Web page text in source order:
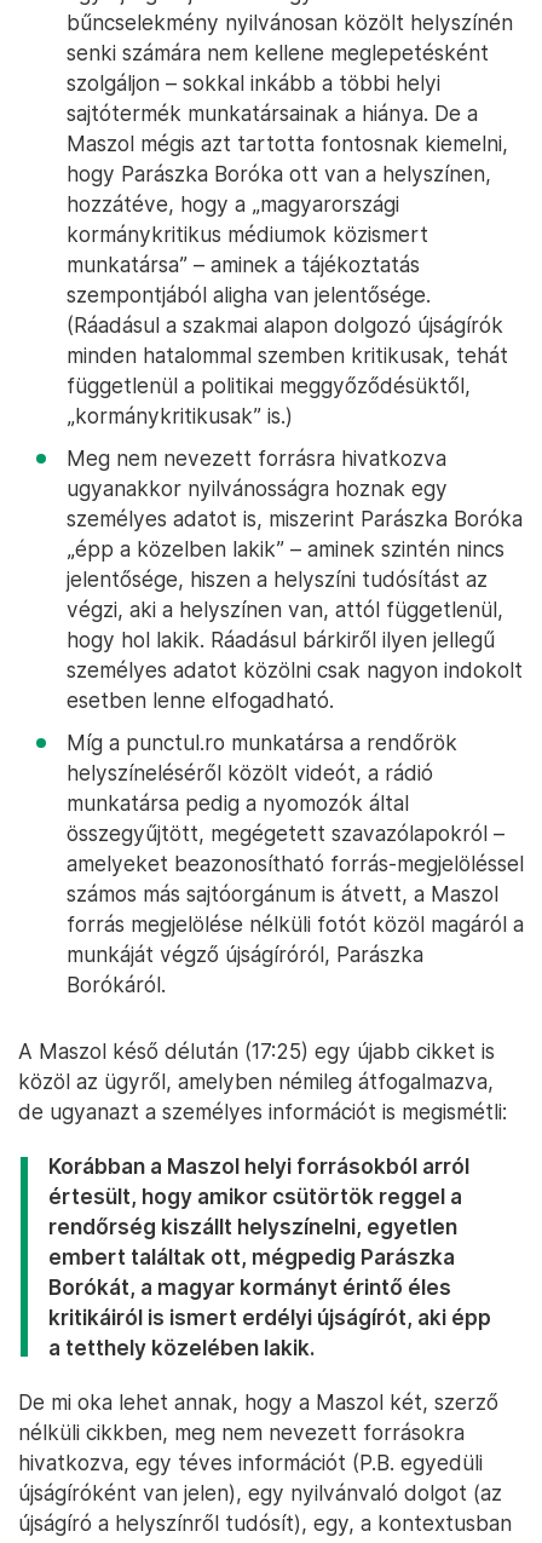
bűncselekmény nyilvánosan közölt helyszínén
senki számára nem kellene meglepetésként
szolgáljon – sokkal inkább a többi helyi
sajtótermék munkatársainak a hiánya. De a
Maszol mégis azt tartotta fontosnak kiemelni,
hogy Parászka Boróka ott van a helyszínen,
hozzátéve, hogy a „magyarországi
kormánykritikus médiumok közismert
munkatársa” – aminek a tájékoztatás
szempontjából aligha van jelentősége.
(Ráadásul a szakmai alapon dolgozó újságírók
minden hatalommal szemben kritikusak, tehát
függetlenül a politikai meggyőződésüktől,
„kormánykritikusak” is.)
Meg nem nevezett forrásra hivatkozva
ugyanakkor nyilvánosságra hoznak egy
személyes adatot is, miszerint Parászka Boróka
„épp a közelben lakik” – aminek szintén nincs
jelentősége, hiszen a helyszíni tudósítást az
végzi, aki a helyszínen van, attól függetlenül,
hogy hol lakik. Ráadásul bárkiről ilyen jellegű
személyes adatot közölni csak nagyon indokolt
esetben lenne elfogadható.
Míg a punctul.ro munkatársa a rendőrök
helyszíneléséről közölt videót, a rádió
munkatársa pedig a nyomozók által
összegyűjtött, megégetett szavazólapokról –
amelyeket beazonosítható forrás-megjelöléssel
számos más sajtóorgánum is átvett, a Maszol
forrás megjelölése nélküli fotót közöl magáról a
munkáját végző újságíróról, Parászka
Borókáról.
A Maszol késő délután (17:25) egy újabb cikket is
közöl az ügyről, amelyben némileg átfogalmazva,
de ugyanazt a személyes információt is megismétli:
Korábban a Maszol helyi forrásokból arról
értesült, hogy amikor csütörtök reggel a
rendőrség kiszállt helyszínelni, egyetlen
embert találtak ott, mégpedig Parászka
Borókát, a magyar kormányt érintő éles
kritikáiról is ismert erdélyi újságírót, aki épp
a tetthely közelében lakik.
De mi oka lehet annak, hogy a Maszol két, szerző
nélküli cikkben, meg nem nevezett forrásokra
hivatkozva, egy téves információt (P.B. egyedüli
újságíróként van jelen), egy nyilvánvaló dolgot (az
újságíró a helyszínről tudósít), egy, a kontextusban